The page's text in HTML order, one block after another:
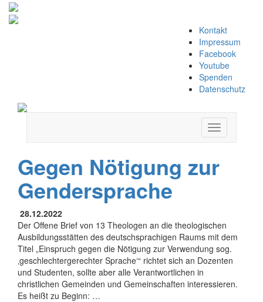
Kontakt
Impressum
Facebook
Youtube
Spenden
Datenschutz
Navigation
umschalten
Gegen Nötigung zur
Gendersprache
28.12.2022
Der Offene Brief von 13 Theologen an die theologischen
Ausbildungsstätten des deutschsprachigen Raums mit dem
Titel „Einspruch gegen die Nötigung zur Verwendung sog.
‚geschlechtergerechter Sprache‘“ richtet sich an Dozenten
und Studenten, sollte aber alle Verantwortlichen in
christlichen Gemeinden und Gemeinschaften interessieren.
Es heißt zu Beginn: …